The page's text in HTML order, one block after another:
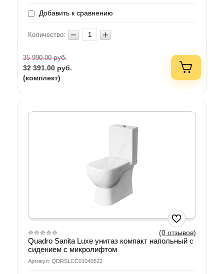
Добавить к сравнению
Количество:
35 990.00руб.
32 391.00 руб.
(комплект)
(0 отзывов)
Quadro Sanita Luxe унитаз компакт напольный с
сидением с микролифтом
Артикул: QDRSLCC01040522